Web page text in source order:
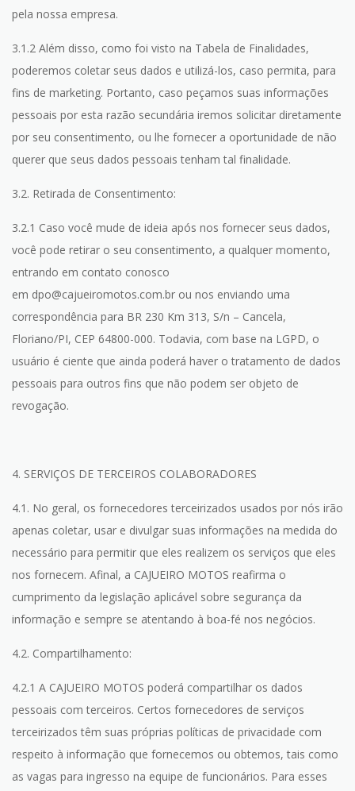
pela nossa empresa.
3.1.2 Além disso, como foi visto na Tabela de Finalidades,
poderemos coletar seus dados e utilizá-los, caso permita, para
fins de marketing. Portanto, caso peçamos suas informações
pessoais por esta razão secundária iremos solicitar diretamente
por seu consentimento, ou lhe fornecer a oportunidade de não
querer que seus dados pessoais tenham tal finalidade.
3.2. Retirada de Consentimento:
3.2.1 Caso você mude de ideia após nos fornecer seus dados,
você pode retirar o seu consentimento, a qualquer momento,
entrando em contato conosco
em dpo@cajueiromotos.com.br ou nos enviando uma
correspondência para BR 230 Km 313, S/n – Cancela,
Floriano/PI, CEP 64800-000. Todavia, com base na LGPD, o
usuário é ciente que ainda poderá haver o tratamento de dados
pessoais para outros fins que não podem ser objeto de
revogação.
4. SERVIÇOS DE TERCEIROS COLABORADORES
4.1. No geral, os fornecedores terceirizados usados por nós irão
apenas coletar, usar e divulgar suas informações na medida do
necessário para permitir que eles realizem os serviços que eles
nos fornecem. Afinal, a CAJUEIRO MOTOS reafirma o
cumprimento da legislação aplicável sobre segurança da
informação e sempre se atentando à boa-fé nos negócios.
4.2. Compartilhamento:
4.2.1 A CAJUEIRO MOTOS poderá compartilhar os dados
pessoais com terceiros. Certos fornecedores de serviços
terceirizados têm suas próprias políticas de privacidade com
respeito à informação que fornecemos ou obtemos, tais como
as vagas para ingresso na equipe de funcionários. Para esses